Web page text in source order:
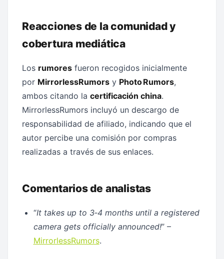
Reacciones de la comunidad y
cobertura mediática
Los rumores fueron recogidos inicialmente
por MirrorlessRumors y Photo Rumors,
ambos citando la certificación china.
MirrorlessRumors incluyó un descargo de
responsabilidad de afiliado, indicando que el
autor percibe una comisión por compras
realizadas a través de sus enlaces.
Comentarios de analistas
“It takes up to 3‑4 months until a registered
camera gets officially announced!” –
MirrorlessRumors.